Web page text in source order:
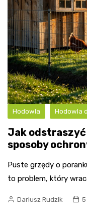
Hodowla Hodowla
Jak
sposoby
Puste grzędy o
to problem, który
Dariusz Rudzik